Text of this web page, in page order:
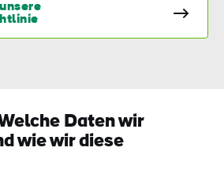
Daten wir
wie wir diese